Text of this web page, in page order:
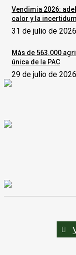
Vendimia 2026:
calor y la
31 de julio de 2026
Más de 563.000
única de la PAC
29 de julio de 2026